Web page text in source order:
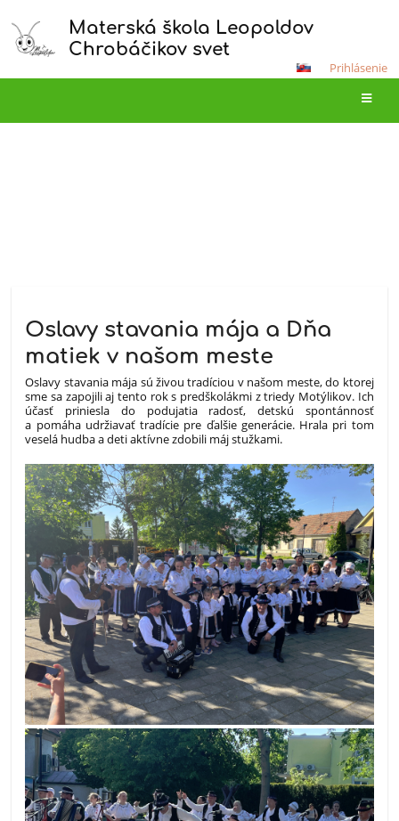
Materská škola Leopoldov
Chrobáčikov svet
Prihlásenie
Oslavy stavania mája a Dňa
matiek v našom meste
Oslavy stavania mája sú živou tradíciou v našom meste, do ktorej
sme sa zapojili aj tento rok s predškolákmi z triedy Motýlikov. Ich
účasť priniesla do podujatia radosť, detskú spontánnosť
a pomáha udržiavať tradície pre ďalšie generácie. Hrala pri tom
veselá hudba a deti aktívne zdobili máj stužkami.